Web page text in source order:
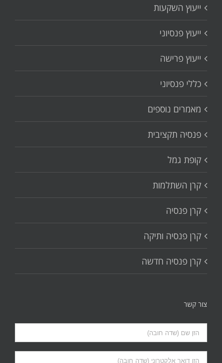
ייעוץ השקעות
ייעוץ פנסיוני
ייעוץ פרישה
כללי פנסיוני
מאמרים נוספים
פנסיה תקציבית
קופת גמל
קרן השתלמות
קרן פנסיה
קרן פנסיה ותיקה
קרן פנסיה חדשה
צור קשר